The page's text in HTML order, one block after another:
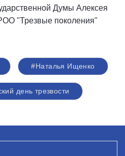
Думы Алексея
"Трезвые поколения"
#Наталья Ищенко
день трезвости